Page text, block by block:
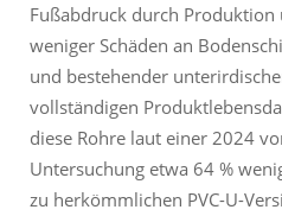
Fußabdruck durch
weniger Schäden an
und bestehender
vollständigen
diese Rohre laut einer 2024
Untersuchung etwa 64 %
zu herkömmlichen PVC-U-